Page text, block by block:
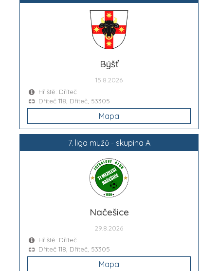
Býšť
15.8.2026
Hřiště: Dříteč
Dříteč 118, Dříteč, 53305
Mapa
7. liga mužů - skupina A
Načešice
29.8.2026
Hřiště: Dříteč
Dříteč 118, Dříteč, 53305
Mapa